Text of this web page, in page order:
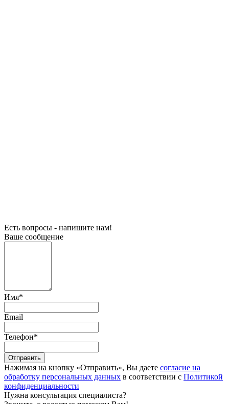
Есть вопросы - напишите нам!
Ваше сообщение
Имя*
Email
Телефон*
Отправить
Нажимая на кнопку «Отправить», Вы даете согласие на
обработку персональных данных в соответствии с Политикой
конфиденциальности
Нужна консультация специалиста?